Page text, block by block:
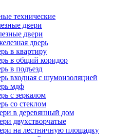
технические
двери
двери
дверь
в квартиру
в общий коридор
в подъезд
входная с шумоизоляцией
мдф
с зеркалом
со стеклом
в деревянный дом
двухстворчатые
на лестничную площадку